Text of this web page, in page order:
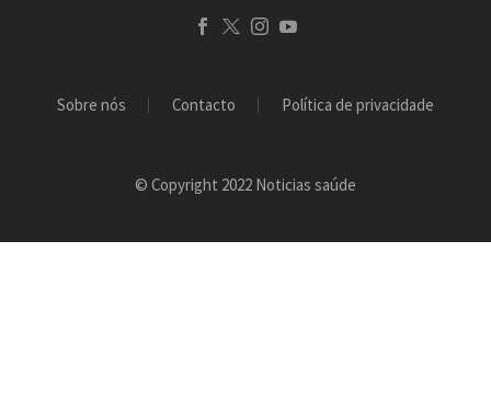
Sobre nós Contacto Política de privacidade
© Copyright 2022 Noticias saúde